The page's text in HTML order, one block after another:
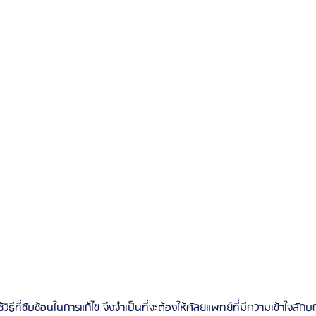
วิธีที่ซับซ้อนในการแก้ไข จึงจำเป็นที่จะต้องให้ศัลยแพทย์ที่มีความเข้าใจลั